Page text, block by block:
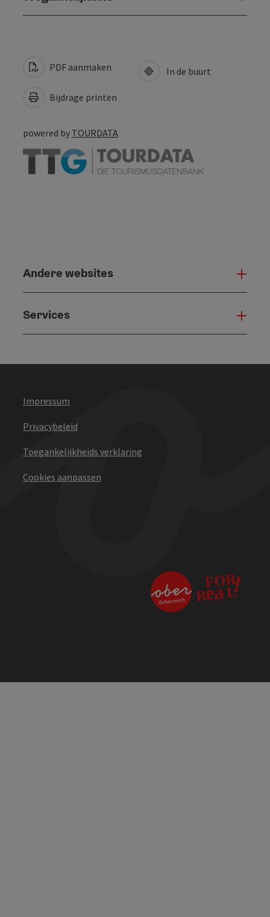
PDF aanmaken
Bijdrage printen
In de buurt
powered by TOURDATA
Andere websites
Services
Impressum
Privacybeleid
Toegankelijkheids verklaring
Cookies aanpassen